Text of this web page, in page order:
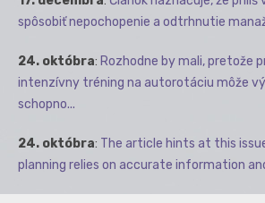
spôsobiť nepochopenie a odtrhnutie
24. októbra: Rozhodne by mali, pretože
intenzívny tréning na autorotáciu môže
schopno...
24. októbra: The article hints at this
planning relies on accurate information